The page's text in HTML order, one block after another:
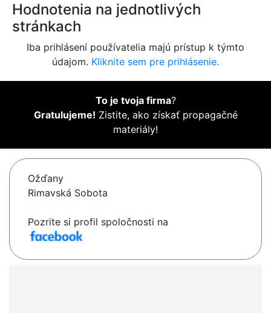
Hodnotenia na jednotlivých
stránkach
Iba prihlásení používatelia majú prístup k týmto
údajom. Kliknite sem pre prihlásenie.
To je tvoja firma?
Gratulujeme! Zistite, ako získať propagačné
materiály!
Ožďany
Rimavská Sobota
Pozrite si profil spoločnosti na